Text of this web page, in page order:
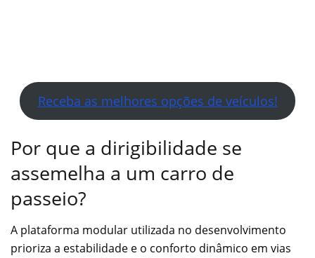
Receba as melhores opções de veículos!
Por que a dirigibilidade se
assemelha a um carro de
passeio?
A plataforma modular utilizada no desenvolvimento
prioriza a estabilidade e o conforto dinâmico em vias